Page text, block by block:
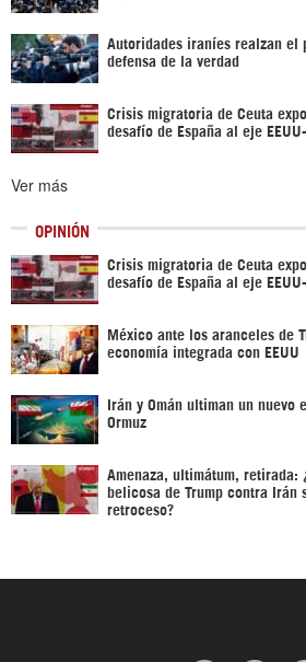
Autoridades iraníes realzan el
defensa de la verdad
Crisis migratoria de Ceuta
desafío de España al eje
Ver más
OPINIÓN
Crisis migratoria de Ceuta
desafío de España al eje
México ante los aranceles de
economía integrada con EEUU
Irán y Omán ultiman un nuevo
Ormuz
Amenaza, ultimátum, retirada:
belicosa de Trump contra Irán
retroceso?